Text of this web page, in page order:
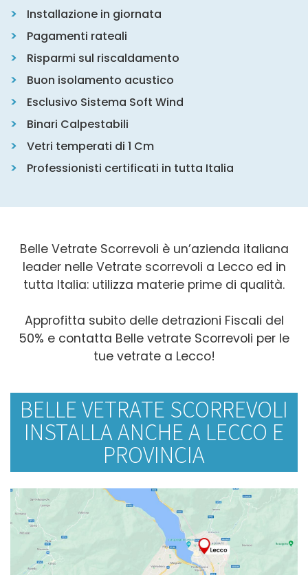
Installazione in giornata
Pagamenti rateali
Risparmi sul riscaldamento
Buon isolamento acustico
Esclusivo Sistema Soft Wind
Binari Calpestabili
Vetri temperati di 1 Cm
Professionisti certificati in tutta Italia
Belle Vetrate Scorrevoli è un’azienda italiana
leader nelle Vetrate scorrevoli a Lecco ed in
tutta Italia: utilizza materie prime di qualità.
Approfitta subito delle detrazioni Fiscali del
50% e contatta Belle vetrate Scorrevoli per le
tue vetrate a Lecco!
BELLE VETRATE SCORREVOLI
INSTALLA ANCHE A LECCO E
PROVINCIA